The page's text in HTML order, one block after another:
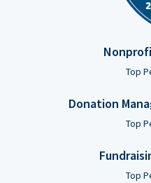
Top
Donation
Top
Top